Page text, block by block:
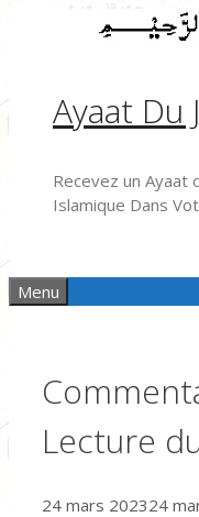
Ayaat Du
Recevez un Ayaat
Islamique Dans
Menu
Lecture
24 mars 202324